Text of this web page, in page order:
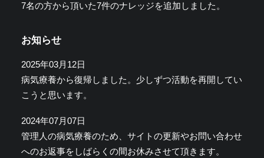
7名の方から頂いた7件のナレッジを追加しました。
お知らせ
2025年03月12日
病気療養から復帰しました。少しずつ活動を再開してい
こうと思います。
2024年07月07日
管理人の病気療養のため、サイトの更新やお問い合わせ
へのお返事をしばらくの間お休みさせて頂きます。